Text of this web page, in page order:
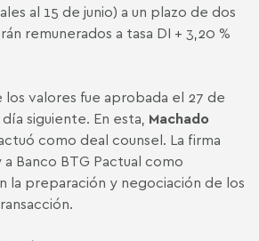
al 15 de junio) a un plazo de dos
remunerados a tasa DI + 3,20 %
valores fue aprobada el 27 de
siguiente. En esta, Machado
como deal counsel. La firma
Banco BTG Pactual como
la preparación y negociación de los